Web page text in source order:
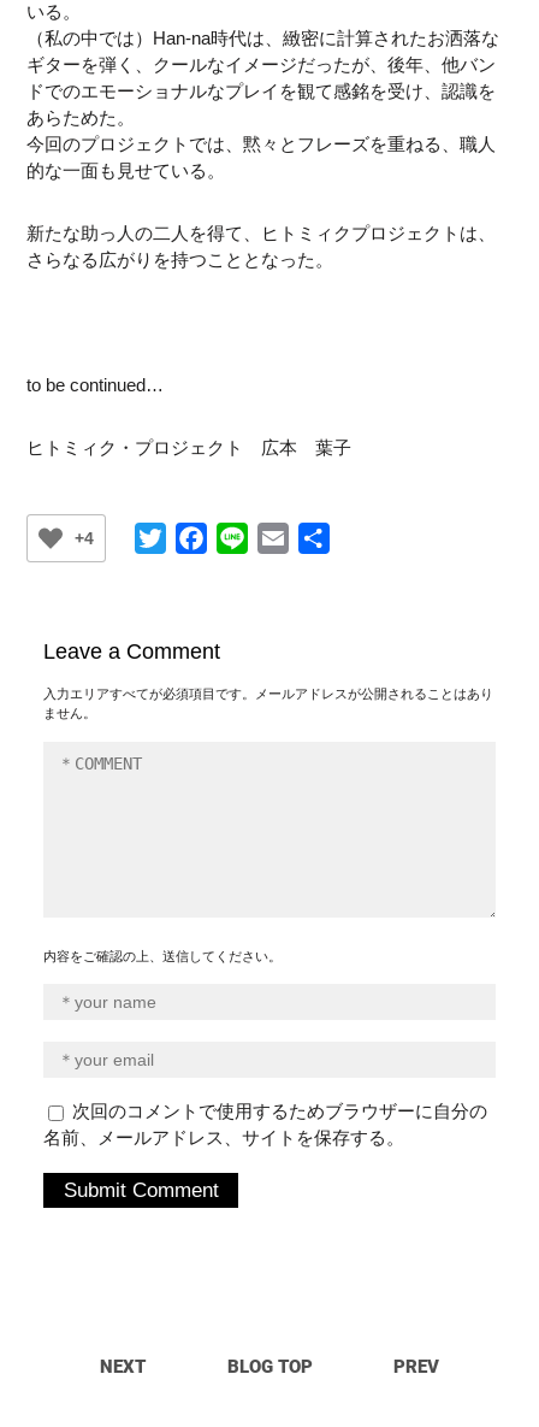
いる。
（私の中では）Han-na時代は、緻密に計算されたお洒落な
ギターを弾く、クールなイメージだったが、後年、他バン
ドでのエモーショナルなプレイを観て感銘を受け、認識を
あらためた。
今回のプロジェクトでは、黙々とフレーズを重ねる、職人
的な一面も見せている。
新たな助っ人の二人を得て、ヒトミィクプロジェクトは、
さらなる広がりを持つこととなった。
to be continued…
ヒトミィク・プロジェクト 広本 葉子
+4 TwitterFacebook
Line Email
Leave a Comment
入力エリアすべてが必須項目です。メールアドレスが公開されることはあり
ません。
内容をご確認の上、送信してください。
次回のコメントで使用するためブラウザーに自分の
名前、メールアドレス、サイトを保存する。
NEXT BLOG TOP PREV